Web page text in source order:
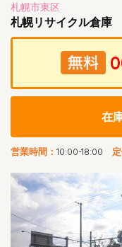
札幌市東区
札幌リサイクル倉庫
在
営業時間： 10:00-18:00